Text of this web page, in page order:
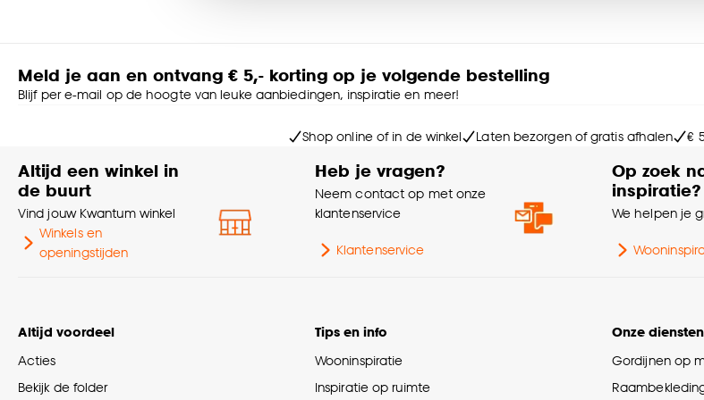
Meld je aan en ontvang € 5,- korting op je volgende bestelling
Blijf per e-mail op de hoogte van leuke aanbiedingen, inspiratie en meer!
Shop online of in de winkel Laten bezorgen of gratis afhalen €
Altijd een winkel in
de buurt
Vind jouw Kwantum winkel
Winkels en
openingstijden
Heb je vragen?
Neem contact op met onze
klantenservice
Klantenservice
Op zoek
inspiratie?
We helpen je
Altijd voordeel
Acties
Bekijk de folder
Tips en info
Wooninspiratie
Inspiratie op ruimte
Onze diensten
Gordijnen op